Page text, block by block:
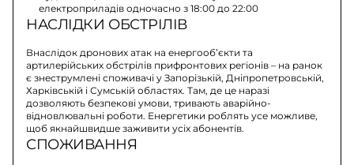
електроприладів одночасно з 18:00 до 22:00
НАСЛІДКИ ОБСТРІЛІВ
Внаслідок дронових атак на енергооб’єкти та
артилерійських обстрілів прифронтових регіонів – на ранок
є знеструмлені споживачі у Запорізькій, Дніпропетровській,
Харківській і Сумській областях. Там, де це наразі
дозволяють безпекові умови, тривають аварійно-
відновлювальні роботи. Енергетики роблять усе можливе,
щоб якнайшвидше заживити усіх абонентів.
СПОЖИВАННЯ